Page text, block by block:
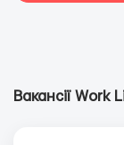
Вакансії Work